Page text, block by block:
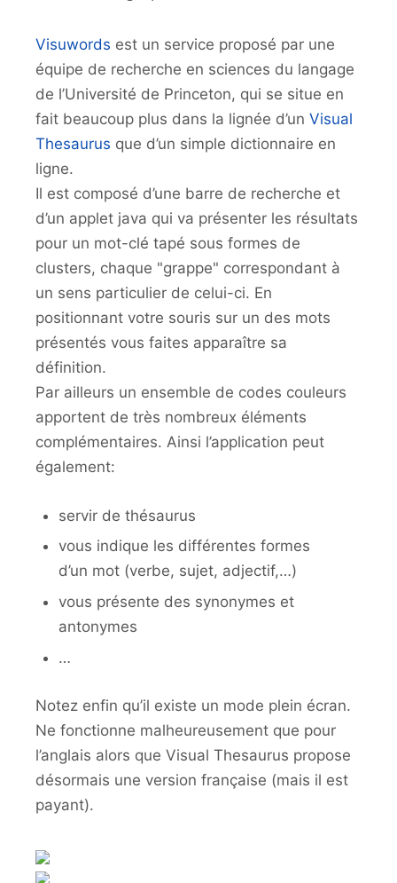
Visuwords est un service proposé par une
équipe de recherche en sciences du langage
de l’Université de Princeton, qui se situe en
fait beaucoup plus dans la lignée d’un Visual
Thesaurus que d’un simple dictionnaire en
ligne.
Il est composé d’une barre de recherche et
d’un applet java qui va présenter les résultats
pour un mot-clé tapé sous formes de
clusters, chaque "grappe" correspondant à
un sens particulier de celui-ci. En
positionnant votre souris sur un des mots
présentés vous faites apparaître sa
définition.
Par ailleurs un ensemble de codes couleurs
apportent de très nombreux éléments
complémentaires. Ainsi l’application peut
également:
servir de thésaurus
vous indique les différentes formes
d’un mot (verbe, sujet, adjectif,…)
vous présente des synonymes et
antonymes
…
Notez enfin qu’il existe un mode plein écran.
Ne fonctionne malheureusement que pour
l’anglais alors que Visual Thesaurus propose
désormais une version française (mais il est
payant).